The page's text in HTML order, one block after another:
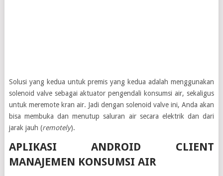
Solusi yang kedua untuk premis yang kedua adalah menggunakan
solenoid valve sebagai aktuator pengendali konsumsi air, sekaligus
untuk meremote kran air. Jadi dengan solenoid valve ini, Anda akan
bisa membuka dan menutup saluran air secara elektrik dan dari
jarak jauh (remotely).
APLIKASI ANDROID CLIENT
MANAJEMEN KONSUMSI AIR